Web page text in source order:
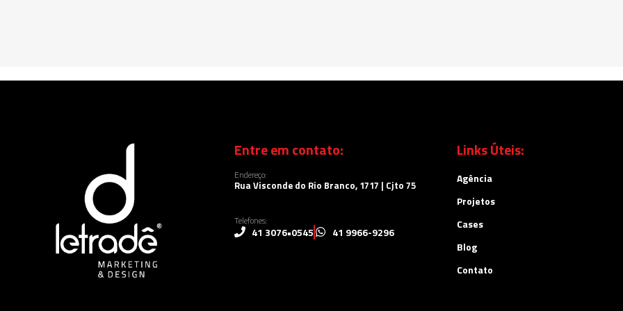
Entre em contato:
Endereço:
Rua Visconde do Rio Branco, 1717 | Cjto 75
Telefones:
41 3076•0545 41 9966-9296
Links Úteis:
Agência
Projetos
Cases
Blog
Contato